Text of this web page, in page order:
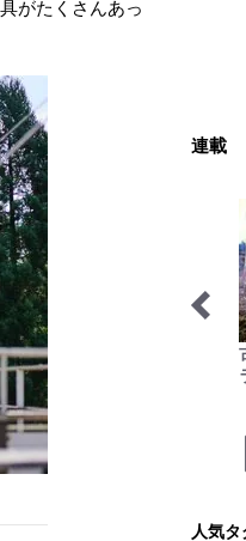
がたくさんあっ
連載
尾瀬ガイドきららの“おぜ
沼“日記
人気タ